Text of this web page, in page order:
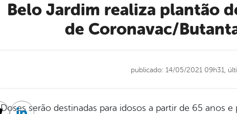
Belo Jardim realiza plantão de vacinação para segunda dose
de Coronavac/
publicado: 14/05/2021 09h31,
Doses serão destinadas para idosos a partir de 65 anos e